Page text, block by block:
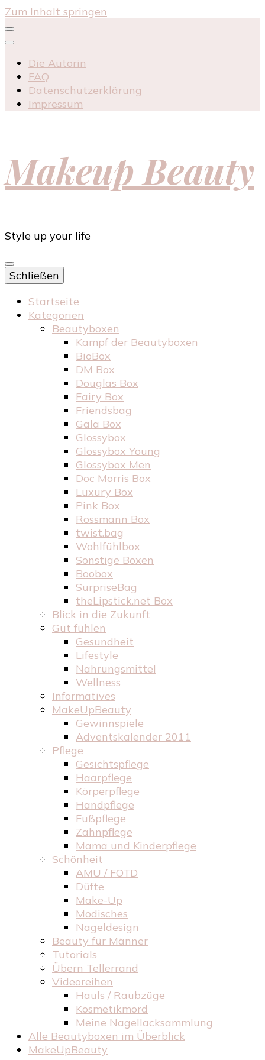
Zum Inhalt springen
Die Autorin
FAQ
Datenschutzerklärung
Impressum
Makeup Beauty
Style up your life
Schließen
Startseite
Kategorien
Beautyboxen
Kampf der Beautyboxen
BioBox
DM Box
Douglas Box
Fairy Box
Friendsbag
Gala Box
Glossybox
Glossybox Young
Glossybox Men
Doc Morris Box
Luxury Box
Pink Box
Rossmann Box
twist.bag
Wohlfühlbox
Sonstige Boxen
Boobox
SurpriseBag
theLipstick.net Box
Blick in die Zukunft
Gut fühlen
Gesundheit
Lifestyle
Nahrungsmittel
Wellness
Informatives
MakeUpBeauty
Gewinnspiele
Adventskalender 2011
Pflege
Gesichtspflege
Haarpflege
Körperpflege
Handpflege
Fußpflege
Zahnpflege
Mama und Kinderpflege
Schönheit
AMU / FOTD
Düfte
Make-Up
Modisches
Nageldesign
Beauty für Männer
Tutorials
Übern Tellerrand
Videoreihen
Hauls / Raubzüge
Kosmetikmord
Meine Nagellacksammlung
Alle Beautyboxen im Überblick
MakeUpBeauty